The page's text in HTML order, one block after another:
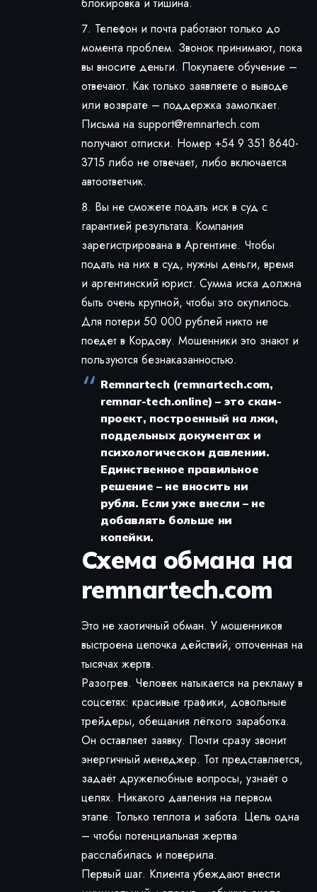
Телефон и почта работают только до
момента проблем. Звонок принимают, пока
вы вносите деньги. Покупаете обучение –
отвечают. Как только заявляете о выводе
или возврате – поддержка замолкает.
Письма на support@remnartech.com
получают отписки. Номер +54 9 351 8640-
3715 либо не отвечает, либо включается
автоответчик.
Вы не сможете подать иск в суд с
гарантией результата. Компания
зарегистрирована в Аргентине. Чтобы
подать на них в суд, нужны деньги, время
и аргентинский юрист. Сумма иска должна
быть очень крупной, чтобы это окупилось.
Для потери 50 000 рублей никто не
поедет в Кордову. Мошенники это знают и
пользуются безнаказанностью.
Remnartech (remnartech.com,
remnar-tech.online) – это скам-
проект, построенный на лжи,
поддельных документах и
психологическом давлении.
Единственное правильное
решение – не вносить ни
рубля. Если уже внесли – не
добавлять больше ни
копейки.
Схема обмана на
remnartech.com
Это не хаотичный обман. У мошенников
выстроена цепочка действий, отточенная на
тысячах жертв.
Разогрев. Человек натыкается на рекламу в
соцсетях: красивые графики, довольные
трейдеры, обещания лёгкого заработка.
Он оставляет заявку. Почти сразу звонит
энергичный менеджер. Тот представляется,
задаёт дружелюбные вопросы, узнаёт о
целях. Никакого давления на первом
этапе. Только теплота и забота. Цель одна
– чтобы потенциальная жертва
расслабилась и поверила.
Первый шаг. Клиента убеждают внести